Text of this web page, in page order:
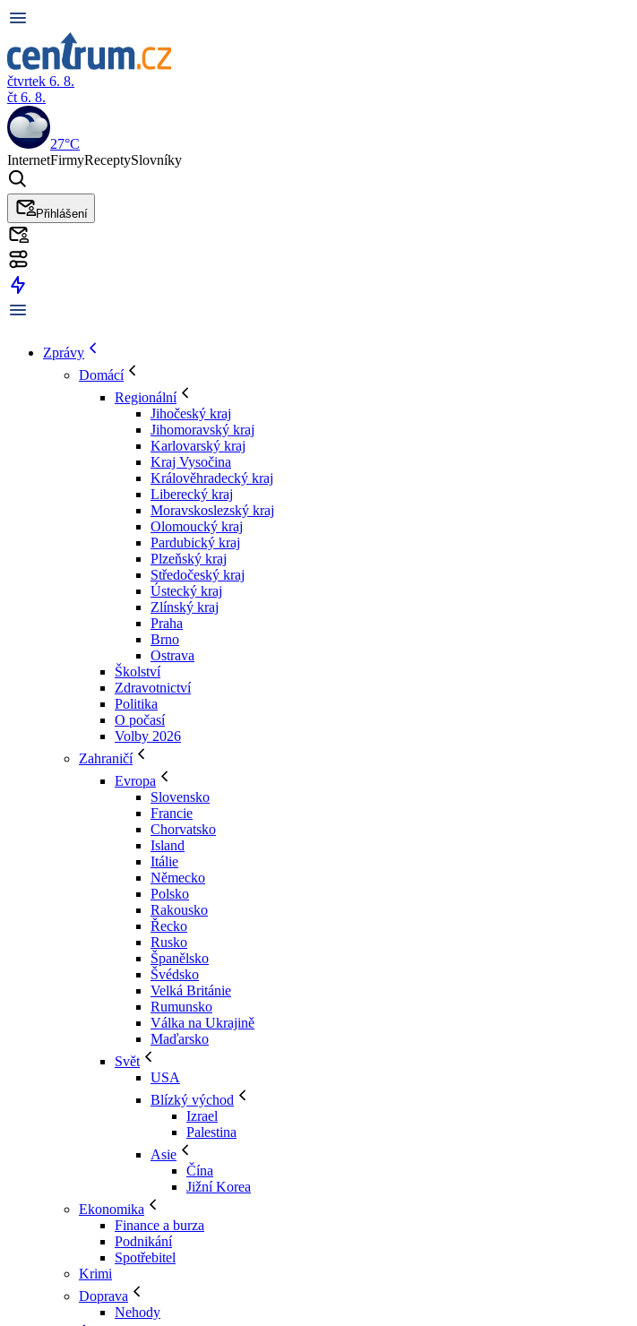
čtvrtek 6. 8.
čt 6. 8.
27°C
InternetFirmyReceptySlovníky
Přihlášení
Zprávy
Domácí
Regionální
Jihočeský kraj
Jihomoravský kraj
Karlovarský kraj
Kraj Vysočina
Králověhradecký kraj
Liberecký kraj
Moravskoslezský kraj
Olomoucký kraj
Pardubický kraj
Plzeňský kraj
Středočeský kraj
Ústecký kraj
Zlínský kraj
Praha
Brno
Ostrava
Školství
Zdravotnictví
Politika
O počasí
Volby 2026
Zahraničí
Evropa
Slovensko
Francie
Chorvatsko
Island
Itálie
Německo
Polsko
Rakousko
Řecko
Rusko
Španělsko
Švédsko
Velká Británie
Rumunsko
Válka na Ukrajině
Maďarsko
Svět
USA
Blízký východ
Izrael
Palestina
Asie
Čína
Jižní Korea
Ekonomika
Finance a burza
Podnikání
Spotřebitel
Krimi
Doprava
Nehody